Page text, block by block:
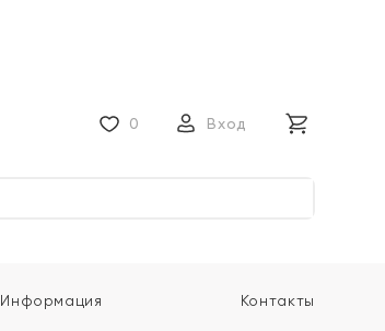
0 Вход
Информация Контакты